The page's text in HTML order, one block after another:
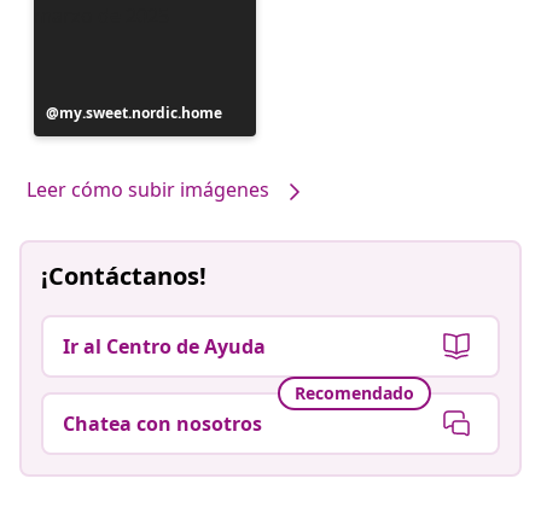
Publicación
realizada
my.sweet.nordic.home
Leer cómo subir imágenes
¡Contáctanos!
Ir al Centro de Ayuda
Recomendado
Chatea con nosotros